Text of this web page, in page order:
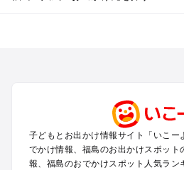
いわき・双葉のプールお出かけ
猪苗代・表磐梯のプールお出かけ
白河・天栄・鏡石のプールお出かけ
裏磐梯・磐梯高原のプールお出かけ
子どもとお出かけ情報サイト「いこー
でかけ情報、福島のお出かけスポット
報、福島のおでかけスポット人気ラン